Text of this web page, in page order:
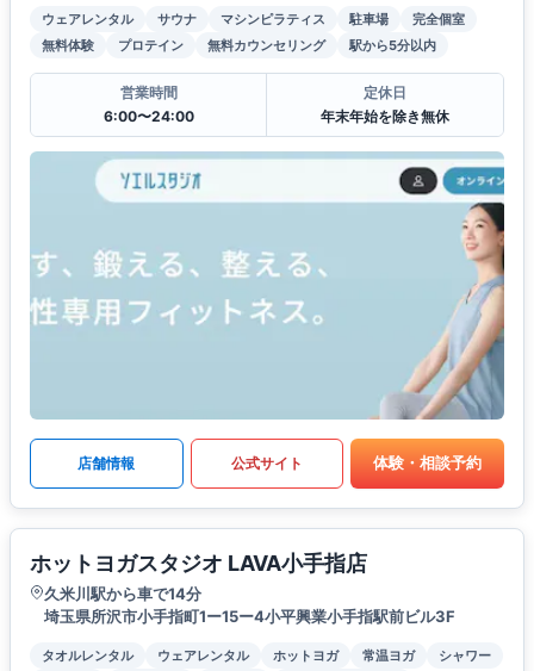
ウェアレンタル サウナ マシンピラティス 駐車場
完全個室
無料体験
プロテイン 無料カウンセリング 駅から5分以内
営業時間
6:00〜24:00
定休日
年末年始を除き無休
店舗情報 公式サイト 体験・相談予約
ホットヨガスタジオ LAVA小手指店
久米川駅から車で14分
埼玉県所沢市小手指町1ー15ー4小平興業小手指駅前ビル3F
タオルレンタル ウェアレンタル ホットヨガ 常温ヨガ
シャワー